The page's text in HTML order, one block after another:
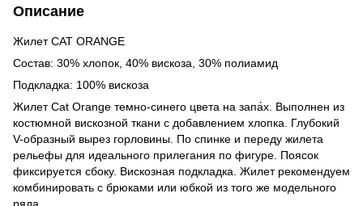
Описание
Жилет CAT ORANGE
Состав: 30% хлопок, 40% вискоза, 30% полиамид
Подкладка: 100% вискоза
Жилет Cat Orange темно-синего цвета на запа́х. Выполнен из
костюмной вискозной ткани с добавлением хлопка. Глубокий
V-образный вырез горловины. По спинке и переду жилета
рельефы для идеального прилегания по фигуре. Поясок
фиксируется сбоку. Вискозная подкладка. Жилет рекомендуем
комбинировать с брюками или юбкой из того же модельного